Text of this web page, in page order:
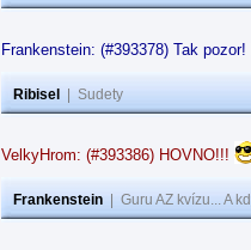
Frankenstein: (#393378) Tak
Ribisel Sudety
VelkyHrom: (#393386) HOVNO!!!
Frankenstein Guru AZ kvízu... A